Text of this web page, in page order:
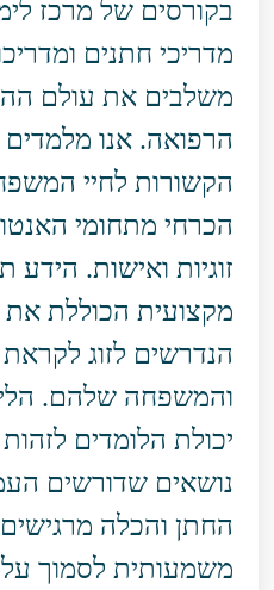
בקורסים של מרכז
מדריכי חתנים
משלבים את עולם
הרפואה. אנו
הקשורות לחיי
הכרחי מתחומי
זוגיות ואישות.
מקצועית הכוללת את
הנדרשים לזוג לקראת
והמשפחה שלהם.
יכולת הלומדים
נושאים שדורשים
החתן והכלה
משמעותית לסמוך